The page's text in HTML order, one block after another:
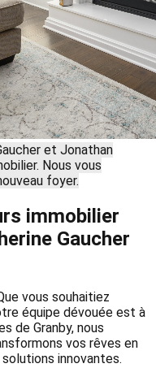
et Jonathan
Nous vous
foyer.
immobilier
Gaucher
vous souhaitiez
équipe dévouée est à
de Granby, nous
vos rêves en
innovantes.